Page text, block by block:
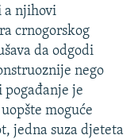
a njihovi
crnogorskog
da odgodi
nego
pogađanje je
moguće
jedna suza djeteta